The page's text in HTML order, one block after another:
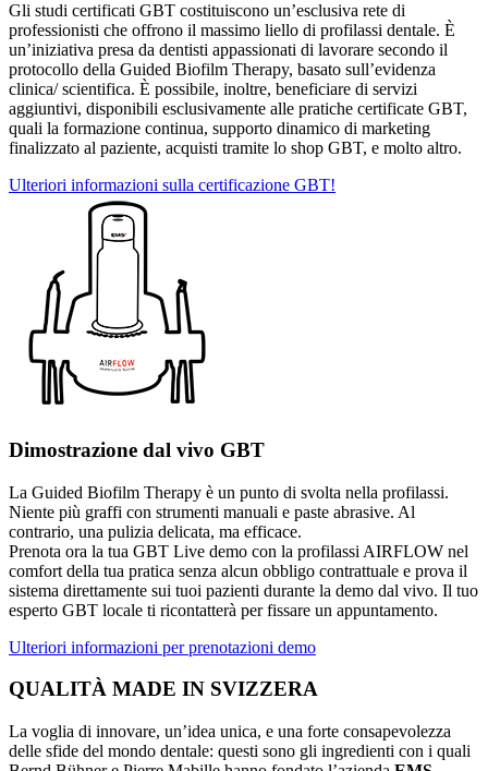
Gli studi certificati GBT costituiscono un’esclusiva rete di
professionisti che offrono il massimo liello di profilassi dentale. È
un’iniziativa presa da dentisti appassionati di lavorare secondo il
protocollo della Guided Biofilm Therapy, basato sull’evidenza
clinica/ scientifica. È possibile, inoltre, beneficiare di servizi
aggiuntivi, disponibili esclusivamente alle pratiche certificate GBT,
quali la formazione continua, supporto dinamico di marketing
finalizzato al paziente, acquisti tramite lo shop GBT, e molto altro.
Ulteriori informazioni sulla certificazione GBT!
Dimostrazione dal vivo GBT
La Guided Biofilm Therapy è un punto di svolta nella profilassi.
Niente più graffi con strumenti manuali e paste abrasive. Al
contrario, una pulizia delicata, ma efficace.
Prenota ora la tua GBT Live demo con la profilassi AIRFLOW nel
comfort della tua pratica senza alcun obbligo contrattuale e prova il
sistema direttamente sui tuoi pazienti durante la demo dal vivo. Il tuo
esperto GBT locale ti ricontatterà per fissare un appuntamento.
Ulteriori informazioni per prenotazioni demo
QUALITÀ MADE IN SVIZZERA
La voglia di innovare, un’idea unica, e una forte consapevolezza
delle sfide del mondo dentale: questi sono gli ingredienti con i quali